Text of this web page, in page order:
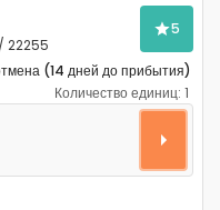
22255
5
(14 дней до прибытия)
Количество единиц: 1
Заблаче - Zablaće,